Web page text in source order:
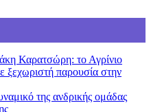
Καρατσώρη: το Αγρίνιο
ξεχωριστή παρουσία στην
της ανδρικής ομάδας